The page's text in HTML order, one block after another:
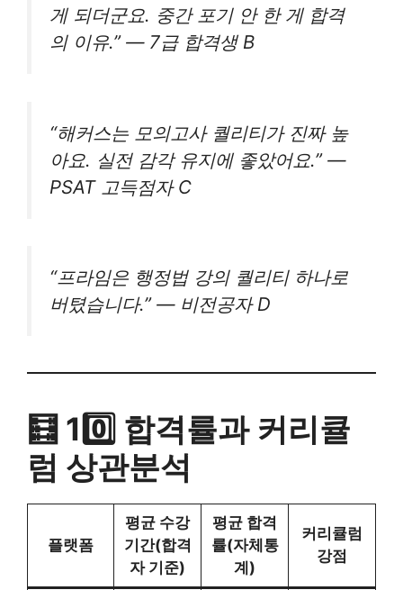
게 되더군요. 중간 포기 안 한 게 합격
의 이유.” — 7급 합격생 B
“해커스는 모의고사 퀄리티가 진짜 높
아요. 실전 감각 유지에 좋았어요.” —
PSAT 고득점자 C
“프라임은 행정법 강의 퀄리티 하나로
버텼습니다.” — 비전공자 D
🧮 10️⃣ 합격률과 커리큘
럼 상관분석
플랫폼
평균 수강
기간(합격
자 기준)
평균 합격
률(자체통
계)
커리큘럼
강점